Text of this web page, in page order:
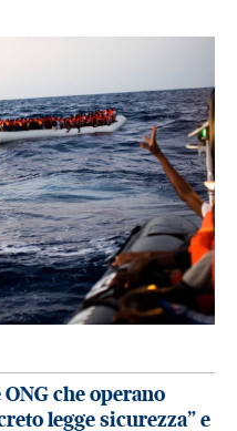
che operano
legge sicurezza” e